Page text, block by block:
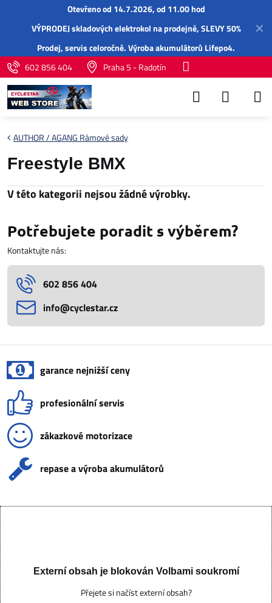
✕
Otevřeno od 14.7.2026, od 11.00 hod
VÝPRODEJ skladových elektrokol na prodejně, SLEVY 50%
Prodej,servisceloročně.Výroba akumulátorů Lifepo4.
602 856 404
Praha 5 - Radotín
AUTHOR / AGANG Rámové sady
Freestyle BMX
Potřebujete poradit s výběrem?
Kontaktujte nás:
602 856 404
info​@cyclestar​.cz
garance nejnižší ceny
profesionální servis
zákazkové motorizace
repase a výroba akumulátorů
Externí obsah je blokován Volbami soukromí
Přejete si načíst externí obsah?